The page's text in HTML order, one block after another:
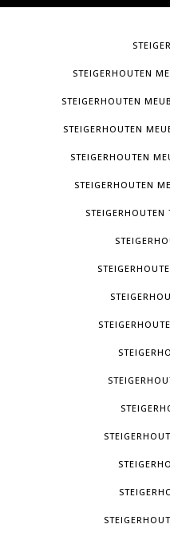
STEIGERHOUTEN
STEIGERHOUTEN
STEIGERHOUTEN
STEIGERHOUTEN
STEIGERHOUTEN